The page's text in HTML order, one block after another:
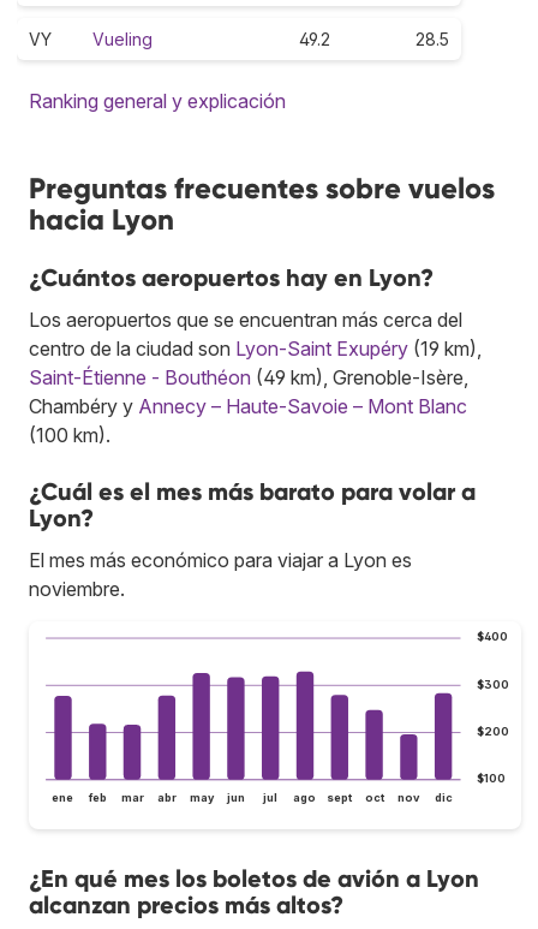
VY Vueling 49.2 28.5
Ranking general y explicación
Preguntas frecuentes sobre vuelos
hacia Lyon
¿Cuántos aeropuertos hay en Lyon?
Los aeropuertos que se encuentran más cerca del
centro de la ciudad son Lyon-Saint Exupéry (19 km),
Saint-Étienne - Bouthéon (49 km), Grenoble-Isère,
Chambéry y Annecy – Haute-Savoie – Mont Blanc
(100 km).
¿Cuál es el mes más barato para volar a
Lyon?
El mes más económico para viajar a Lyon es
noviembre.
$100
$200
$300
$400
ene feb mar abr may jun jul ago sept oct nov dic
¿En qué mes los boletos de avión a Lyon
alcanzan precios más altos?